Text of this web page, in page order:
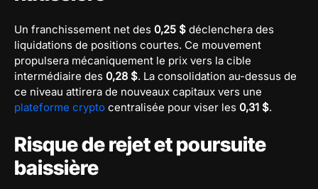
Un franchissement net des 0,25 $ déclenchera des
liquidations de positions courtes. Ce mouvement
propulsera mécaniquement le prix vers la cible
intermédiaire des 0,28 $. La consolidation au-dessus de
ce niveau attirera de nouveaux capitaux vers une
plateforme crypto centralisée pour viser les 0,31 $.
Risque de rejet et poursuite
baissière